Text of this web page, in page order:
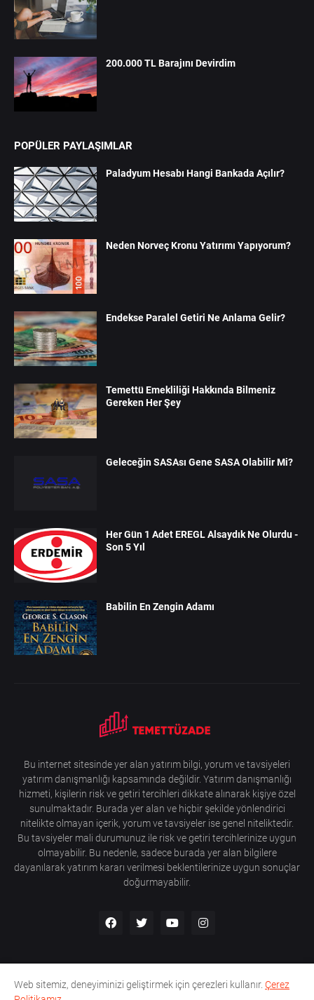
200.000 TL Barajını Devirdim
POPÜLER PAYLAŞIMLAR
Paladyum Hesabı Hangi Bankada Açılır?
Neden Norveç Kronu Yatırımı Yapıyorum?
Endekse Paralel Getiri Ne Anlama Gelir?
Temettü Emekliliği Hakkında Bilmeniz
Gereken Her Şey
Geleceğin SASAsı Gene SASA Olabilir Mi?
Her Gün 1 Adet EREGL Alsaydık Ne Olurdu -
Son 5 Yıl
Babilin En Zengin Adamı
Bu internet sitesinde yer alan yatırım bilgi, yorum ve tavsiyeleri
yatırım danışmanlığı kapsamında değildir. Yatırım danışmanlığı
hizmeti, kişilerin risk ve getiri tercihleri dikkate alınarak kişiye özel
sunulmaktadır. Burada yer alan ve hiçbir şekilde yönlendirici
nitelikte olmayan içerik, yorum ve tavsiyeler ise genel niteliktedir.
Bu tavsiyeler mali durumunuz ile risk ve getiri tercihlerinize uygun
olmayabilir. Bu nedenle, sadece burada yer alan bilgilere
dayanılarak yatırım kararı verilmesi beklentilerinize uygun sonuçlar
doğurmayabilir.
Anasayfa Hakkımda Gizlilik Politikası İletişim
Web sitemiz, deneyiminizi geliştirmek için çerezleri kullanır. Çerez